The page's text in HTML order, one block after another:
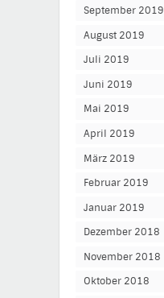
September 2019
August 2019
Juli 2019
Juni 2019
Mai 2019
April 2019
März 2019
Februar 2019
Januar 2019
Dezember 2018
November 2018
Oktober 2018